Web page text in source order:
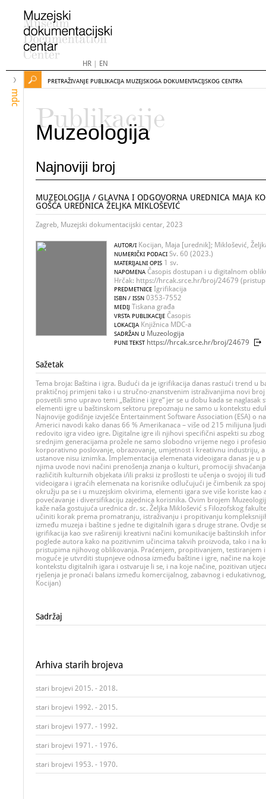
HR| EN
mdc
PRETRAŽIVANJE PUBLIKACIJA MUZEJSKOGA DOKUMENTACIJSKOG CENTRA
Publikacije
Muzeologija
Najnoviji broj
MUZEOLOGIJA / GLAVNA I ODGOVORNA UREDNICA MAJA
GOŠĆA UREDNICA ŽELJKA MIKLOŠEVIĆ
Zagreb, Muzejski dokumentacijski centar, 2023
AUTOR/I Kocijan, Maja [urednik]; Miklošević,
NUMERIČKI PODACI Sv. 60 (2023.)
MATERIJALNI OPIS 1 sv.
NAPOMENA Časopis dostupan i u digitalnom
Hrčak: https://hrcak.srce.hr/broj/24679
PREDMETNICE Igrifikacija
ISBN / ISSN 0353-7552
MEDIJ Tiskana građa
VRSTA PUBLIKACIJE Časopis
LOKACIJA Knjižnica MDC-a
SADRŽAN U Muzeologija
PUNI TEKST https://hrcak.srce.hr/broj/24679
Sažetak
Tema broja: Baština i igra. Budući da je igrifikacija danas rastući trend u
praktičnoj primjeni tako i u stručno-znanstvenim istraživanjima novi broj
posvetili smo upravo temi „Baštine i igre“ jer se u dobu kada se naglasak
elementi igre u baštinskom sektoru prepoznaju ne samo u kontekstu
Najnovije godišnje izvješće Entertainment Software Association (ESA) o
Americi navodi kako danas 66 % Amerikanaca – više od 215 milijuna
redovito igra video igre. Digitalne igre ili njihovi specifični aspekti su
srednjim generacijama prožele ne samo slobodno vrijeme nego i
korporativno poslovanje, obrazovanje, umjetnost i kreativnu industriju,
ustanove nisu iznimka. Implementacija elemenata videoigara danas je u
njima uvode novi načini prenošenja znanja o kulturi, promociji
različitih kulturnih objekata i/ili praksi iz prošlosti te učenja o svojoj ili
videoigara i igraćih elemenata na korisnike odlučujući je čimbenik za
okružju pa se i u muzejskim okvirima, elementi igara sve više koriste kao
povećavanje i diversifikaciju zajednica korisnika. Ovim brojem
kaže naša gostujuća urednica dr. sc. Željka Miklošević s Filozofskog
učiniti korak prema promatranju, istraživanju i propitivanju
između muzeja i baštine s jedne te digitalnih igara s druge strane. Ovdje
igrifikacija kao sve rašireniji kreativni načini komunikacije baštinskih
poglede autora kako na pozitivnim učincima takvih proizvoda, tako i na
pristupima njihovog oblikovanja. Praćenjem, propitivanjem, testiranjem
moguće je utvrditi stupnjeve odnosa između baštine i igre, načine na
kontekstu digitalnih igara i ostvaruje li se, i na koje načine, pozitivan
rješenja je pronaći balans između komercijalnog, zabavnog i
Kocijan)
Sadržaj
Arhiva starih brojeva
stari brojevi 2015. - 2018.
stari brojevi 1992. - 2015.
stari brojevi 1977. - 1992.
stari brojevi 1971. - 1976.
stari brojevi 1953. - 1970.